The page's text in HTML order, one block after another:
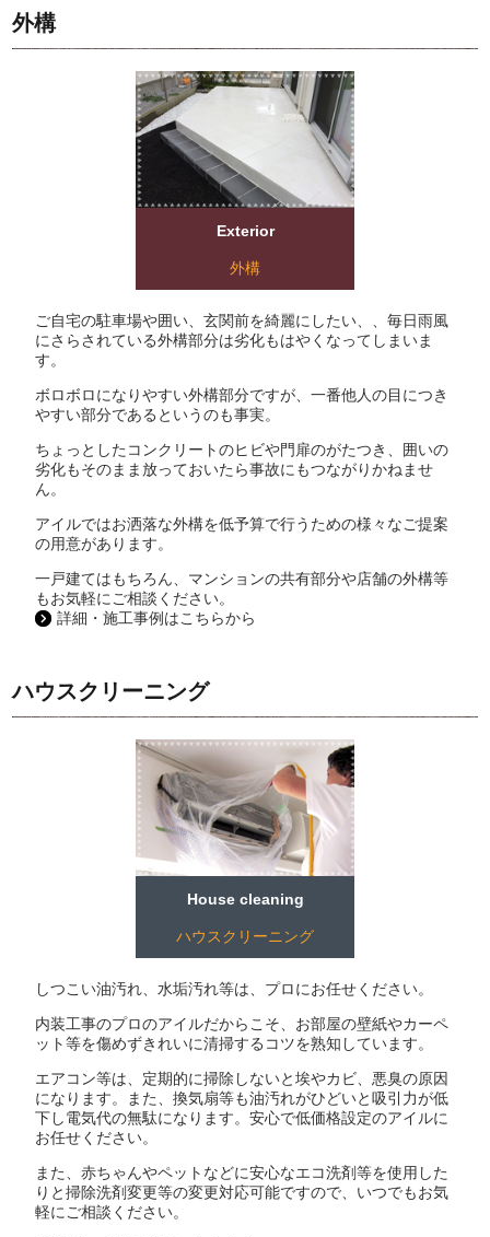
外構
Exterior
外構
ご自宅の駐車場や囲い、玄関前を綺麗にしたい、、毎日雨風
にさらされている外構部分は劣化もはやくなってしまいま
す。
ボロボロになりやすい外構部分ですが、一番他人の目につき
やすい部分であるというのも事実。
ちょっとしたコンクリートのヒビや門扉のがたつき、囲いの
劣化もそのまま放っておいたら事故にもつながりかねませ
ん。
アイルではお洒落な外構を低予算で行うための様々なご提案
の用意があります。
一戸建てはもちろん、マンションの共有部分や店舗の外構等
もお気軽にご相談ください。
詳細・施工事例はこちらから
ハウスクリーニング
House cleaning
ハウスクリーニング
しつこい油汚れ、水垢汚れ等は、プロにお任せください。
内装工事のプロのアイルだからこそ、お部屋の壁紙やカーペ
ット等を傷めずきれいに清掃するコツを熟知しています。
エアコン等は、定期的に掃除しないと埃やカビ、悪臭の原因
になります。また、換気扇等も油汚れがひどいと吸引力が低
下し電気代の無駄になります。安心で低価格設定のアイルに
お任せください。
また、赤ちゃんやペットなどに安心なエコ洗剤等を使用した
りと掃除洗剤変更等の変更対応可能ですので、いつでもお気
軽にご相談ください。